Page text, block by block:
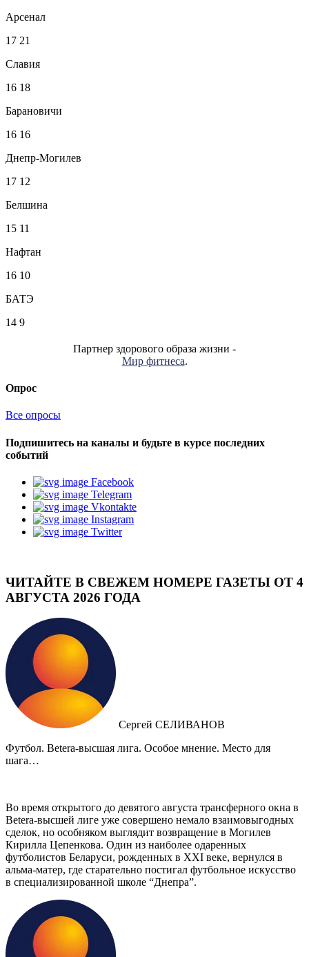
Арсенал
17 21
Славия
16 18
Барановичи
16 16
Днепр-Могилев
17 12
Белшина
15 11
Нафтан
16 10
БАТЭ
14 9
Партнер здорового образа жизни -
Мир фитнеса.
Опрос
Все опросы
Подпишитесь на каналы и будьте в курсе последних
событий
Facebook
Telegram
Vkontakte
Instagram
Twitter
ЧИТАЙТЕ В СВЕЖЕМ НОМЕРЕ ГАЗЕТЫ ОТ 4
АВГУСТА 2026 ГОДА
Сергей СЕЛИВАНОВ
Футбол. Betera-высшая лига. Особое мнение. Место для
шага…
Во время открытого до девятого августа трансферного окна в
Betera-высшей лиге уже совершено немало взаимовыгодных
сделок, но особняком выглядит возвращение в Могилев
Кирилла Цепенкова. Один из наиболее одаренных
футболистов Беларуси, рожденных в XXI веке, вернулся в
альма-матер, где старательно постигал футбольное искусство
в специализированной школе “Днепра”.